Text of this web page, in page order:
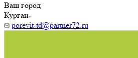
Ваш город
Курган
porevit-td@partner72.ru